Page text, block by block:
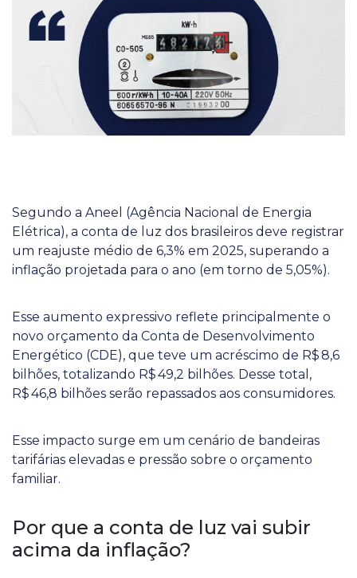
Segundo a Aneel (Agência Nacional de Energia
Elétrica), a conta de luz dos brasileiros deve registrar
um reajuste médio de 6,3% em 2025, superando a
inflação projetada para o ano (em torno de 5,05%).
Esse aumento expressivo reflete principalmente o
novo orçamento da Conta de Desenvolvimento
Energético (CDE), que teve um acréscimo de R$ 8,6
bilhões, totalizando R$ 49,2 bilhões. Desse total,
R$ 46,8 bilhões serão repassados aos consumidores.
Esse impacto surge em um cenário de bandeiras
tarifárias elevadas e pressão sobre o orçamento
familiar.
Por que a conta de luz vai subir
acima da inflação?